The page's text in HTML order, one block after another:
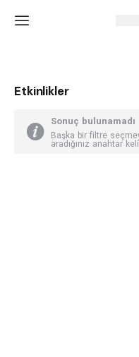
'
Etkinlikler
Sonuç bulunamadı
Başka bir filtre
aradığınız anahtar